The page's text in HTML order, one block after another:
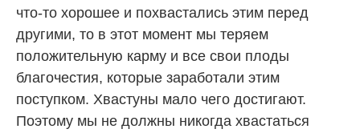
что-то хорошее и похвастались этим перед
другими, то в этот момент мы теряем
положительную карму и все свои плоды
благочестия, которые заработали этим
поступком. Хвастуны мало чего достигают.
Поэтому мы не должны никогда хвастаться